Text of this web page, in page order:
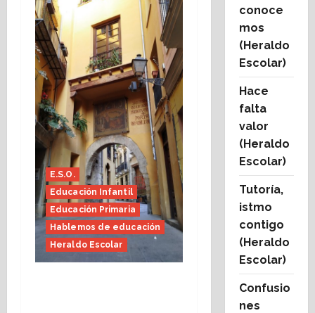
E.S.O.
Educación Infantil
Educación Primaria
Hablemos de educación
Heraldo Escolar
conoce
mos
(Heraldo
Escolar)
Hace
falta
valor
(Heraldo
Escolar)
Tutoría,
istmo
contigo
(Heraldo
Escolar)
Confusio
nes